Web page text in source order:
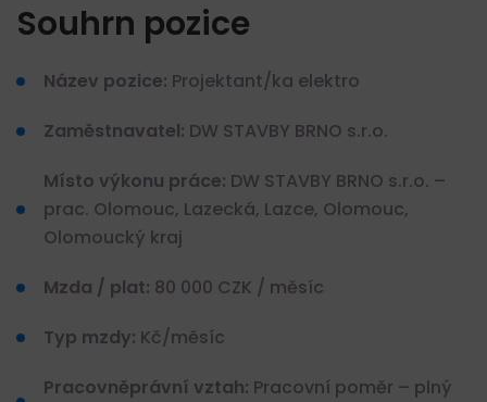
Souhrn pozice
Název pozice: Projektant/ka elektro
Zaměstnavatel: DW STAVBY BRNO s.r.o.
Místo výkonu práce: DW STAVBY BRNO s.r.o. –
prac. Olomouc, Lazecká, Lazce, Olomouc,
Olomoucký kraj
Mzda / plat: 80 000 CZK / měsíc
Typ mzdy: Kč/měsíc
Pracovněprávní vztah: Pracovní poměr – plný